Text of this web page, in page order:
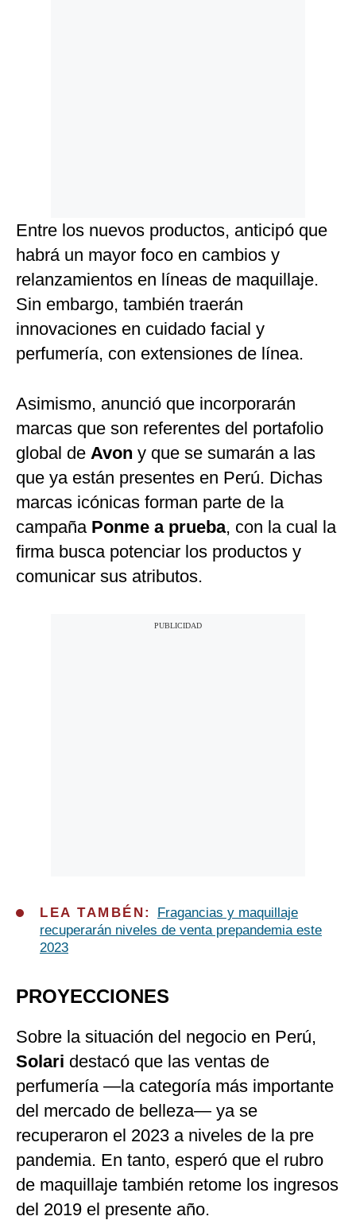
Entre los nuevos productos, anticipó que
habrá un mayor foco en cambios y
relanzamientos en líneas de maquillaje.
Sin embargo, también traerán
innovaciones en cuidado facial y
perfumería, con extensiones de línea.
Asimismo, anunció que incorporarán
marcas que son referentes del portafolio
global de Avon y que se sumarán a las
que ya están presentes en Perú. Dichas
marcas icónicas forman parte de la
campaña Ponme a prueba, con la cual la
firma busca potenciar los productos y
comunicar sus atributos.
LEA TAMBÉN:
Fragancias y maquillaje
recuperarán niveles de venta prepandemia este
2023
PROYECCIONES
Sobre la situación del negocio en Perú,
Solari destacó que las ventas de
perfumería —la categoría más importante
del mercado de belleza— ya se
recuperaron el 2023 a niveles de la pre
pandemia. En tanto, esperó que el rubro
de maquillaje también retome los ingresos
del 2019 el presente año.